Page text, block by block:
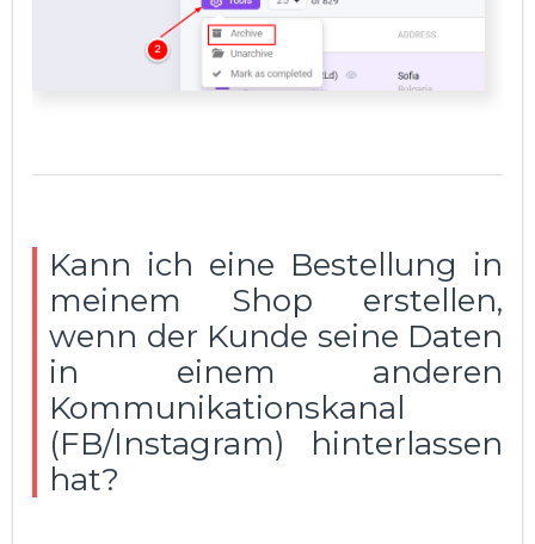
Kann ich eine Bestellung in
meinem Shop erstellen,
wenn der Kunde seine Daten
in einem anderen
Kommunikationskanal
(FB/Instagram) hinterlassen
hat?